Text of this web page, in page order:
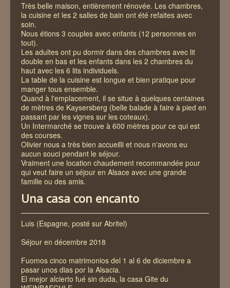
Très belle maison, entièrement rénovée. Les chambres,
la cuisine et les 2 salles de bain ont été refaites avec
soin.
Nous étions 3 couples avec enfants (12 personnes en
tout).
Les adultes ont pu dormir dans des chambres avec lit
double en bas et les enfants dans les 2 chambres du
haut avec les 6 lits individuels.
La table de la cuisine est longue et bien pratique pour
manger tous ensemble.
Quand à l'emplacement, il se situe à quelques centaines
de mètres de Kaysersberg (belle balade à faire à pied en
passant par les vignes sur les coteaux).
Un Intermarché se trouve à 600 mètres pour ce qui est
des courses.
Olivier nous a très bien accueilli et nous n'avons eu
aucun souci pendant le séjour.
Vraiment une location chaudement recommandée pour
qui veut faire un séjour en Alsace avec une grande
famille ou des amis.
Una casa con encanto
Luis (Espagne, posté sur Abritel)
Séjour en décembre 2018
Fuomos cinco matrimonios del 1 al 6 de diciembre a
pasar unos dias por la Alsacia.
El mejor alcierto fué sin duda, la casa Gite du